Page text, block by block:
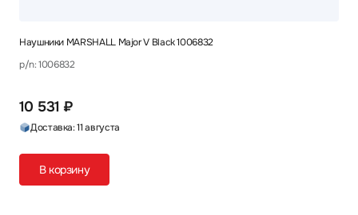
Наушники MARSHALL Major V Black 1006832
p/n: 1006832
10 531 ₽
Доставка: 11 августа
В корзину